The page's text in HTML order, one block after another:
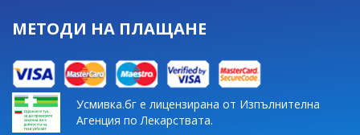
МЕТОДИ НА ПЛАЩАНЕ
Усмивка.бг е лицензирана от Изпълнителна
Агенция по Лекарствата.